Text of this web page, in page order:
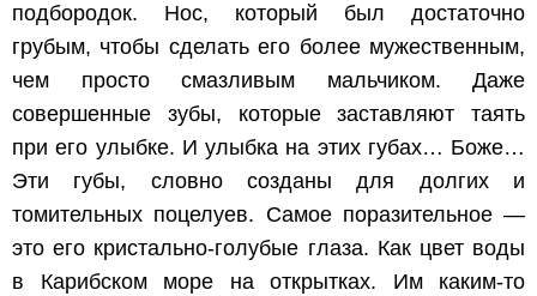
подбородок. Нос, который был достаточно
грубым, чтобы сделать его более мужественным,
чем просто смазливым мальчиком. Даже
совершенные зубы, которые заставляют таять
при его улыбке. И улыбка на этих губах… Боже…
Эти губы, словно созданы для долгих и
томительных поцелуев. Самое поразительное —
это его кристально-голубые глаза. Как цвет воды
в Карибском море на открытках. Им каким-то